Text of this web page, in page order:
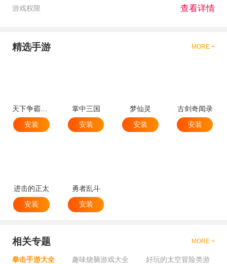
游戏权限 查看详情
精选手游 MORE +
天下争霸三国志
安装
掌中三国
安装
梦仙灵
安装
古剑奇闻录
安装
进击的正太
安装
勇者乱斗
安装
相关专题 MORE +
拳击手游大全 趣味烧脑游戏大全 好玩的太空冒险类游